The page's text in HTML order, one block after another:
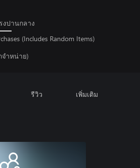
งปานกลาง
(Includes Random Items)
จำหน่าย)
รีวิว เพิ่มเติม